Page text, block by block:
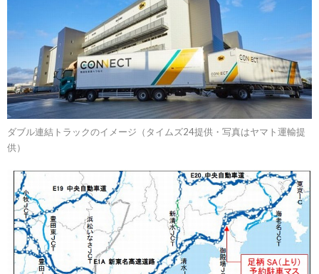
ダブル連結トラックのイメージ（タイムズ24提供・写真はヤマト運輸提
供）